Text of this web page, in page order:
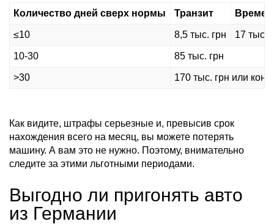
Количество дней сверх нормы Транзит
≤10 8,5 тыс. грн 17 тыс.
10-30 85 тыс. грн
>30 170 тыс. грн или
Как видите, штрафы серьезные и, превысив срок
нахождения всего на месяц, вы можете потерять
машину. А вам это не нужно. Поэтому, внимательно
следите за этими льготными периодами.
Выгодно ли пригонять авто
из Германии